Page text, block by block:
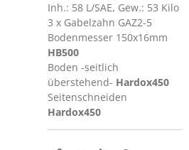
Inh.: 58 L/SAE, Gew.: 53 Kilo
3 x Gabelzahn GAZ2-5
Bodenmesser 150x16mm
HB500
Boden -seitlich
überstehend- Hardox450
Seitenschneiden
Hardox450